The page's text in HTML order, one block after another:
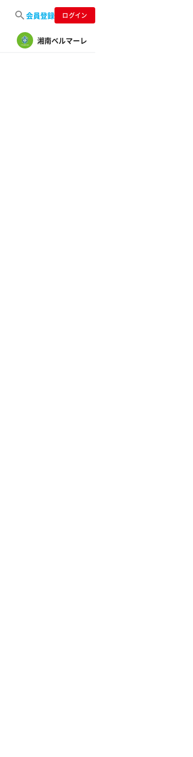
会員登録 ログイン
湘南ベルマーレ